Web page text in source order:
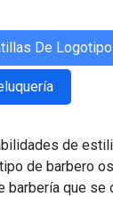
De
de
de barbero
barbería que se